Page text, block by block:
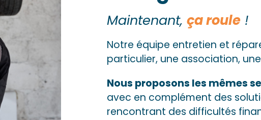
Maintenant, ça roule!
Notre équipe entretien et
particulier, une association,
Nous proposons les mêmes
avec en complément des
rencontrant des difficultés